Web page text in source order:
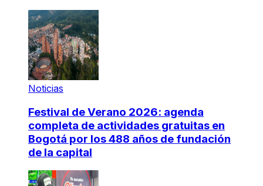
Noticias
Festival de Verano 2026: agenda
completa de actividades gratuitas en
Bogotá por los 488 años de fundación
de la capital